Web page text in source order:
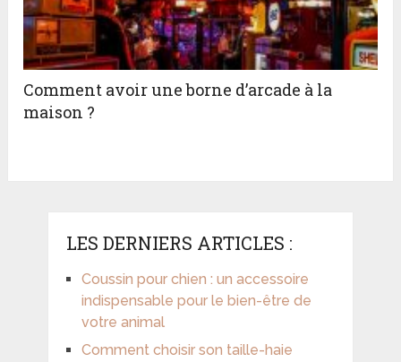
Comment avoir une borne d’arcade à la
maison ?
LES DERNIERS ARTICLES :
Coussin pour chien : un accessoire
indispensable pour le bien-être de
votre animal
Comment choisir son taille-haie